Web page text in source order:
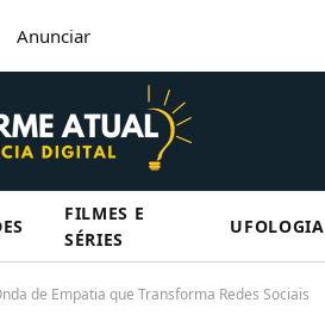
Anunciar
FILMES E
SÉRIES
UFOLOGIA
de Empatia que Transforma Redes Sociais